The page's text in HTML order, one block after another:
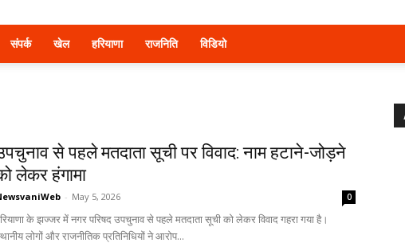
संपर्क खेल हरियाणा राजनिति विडियो
से पहले मतदाता सूची पर विवाद: नाम हटाने-जोड़ने
लेकर हंगामा
- May 5, 2026 0
के झज्जर में नगर परिषद उपचुनाव से पहले मतदाता सूची को लेकर विवाद गहरा गया है।
लोगों और राजनीतिक प्रतिनिधियों ने आरोप...